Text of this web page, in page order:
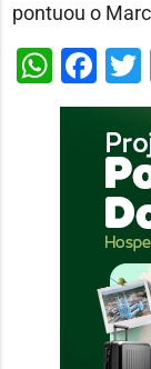
pontuou o